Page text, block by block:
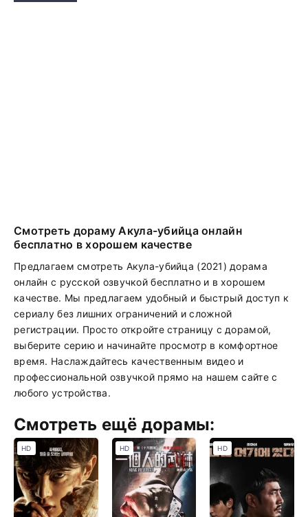
Смотреть дораму Акула-убийца онлайн
бесплатно в хорошем качестве
Предлагаем смотреть Акула-убийца (2021) дорама
онлайн с русской озвучкой бесплатно и в хорошем
качестве. Мы предлагаем удобный и быстрый доступ к
сериалу без лишних ограничений и сложной
регистрации. Просто откройте страницу с дорамой,
выберите серию и начинайте просмотр в комфортное
время. Наслаждайтесь качественным видео и
профессиональной озвучкой прямо на нашем сайте с
любого устройства.
Смотреть ещё дорамы:
HD HD HD